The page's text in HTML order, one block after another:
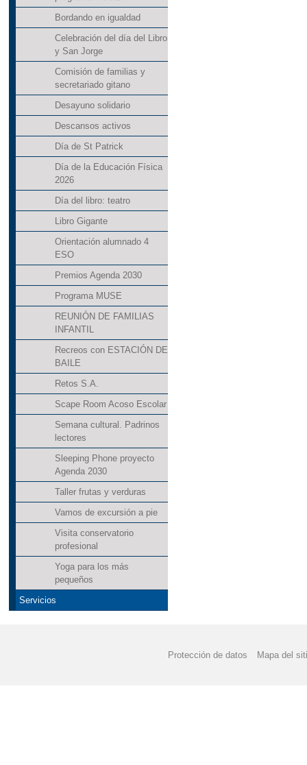
Bordando en igualdad
Celebración del día del Libro
y San Jorge
Comisión de familias y
secretariado gitano
Desayuno solidario
Descansos activos
Día de St Patrick
Día de la Educación Física
2026
Día del libro: teatro
Libro Gigante
Orientación alumnado 4
ESO
Premios Agenda 2030
Programa MUSE
REUNIÓN DE FAMILIAS
INFANTIL
Recreos con ESTACIÓN DE
BAILE
Retos S.A.
Scape Room Acoso Escolar
Semana cultural. Padrinos
lectores
Sleeping Phone proyecto
Agenda 2030
Taller frutas y verduras
Vamos de excursión a pie
Visita conservatorio
profesional
Yoga para los más
pequeños
Servicios
Protección de datos Mapa del